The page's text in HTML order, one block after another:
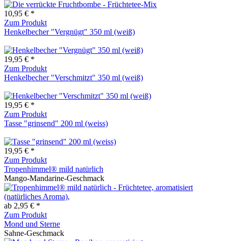
10,95 € *
Zum Produkt
Henkelbecher "Vergnügt" 350 ml (weiß)
19,95 € *
Zum Produkt
Henkelbecher "Verschmitzt" 350 ml (weiß)
19,95 € *
Zum Produkt
Tasse "grinsend" 200 ml (weiss)
19,95 € *
Zum Produkt
Tropenhimmel® mild natürlich
Mango-Mandarine-Geschmack
ab 2,95 € *
Zum Produkt
Mond und Sterne
Sahne-Geschmack